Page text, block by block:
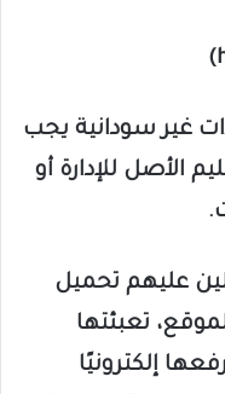
غير سودانية يجب
الأصل للإدارة أو
عليهم تحميل
تعبئتها
إلكترونيًا